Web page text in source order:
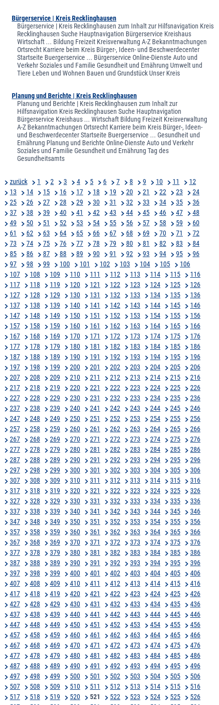
Bürgerservice | Kreis Recklinghausen
Bürgerservice | Kreis Recklinghausen zum Inhalt zur Hilfsnavigation Kreis
Recklinghausen Suche Hauptnavigation Bürgerservice Kreishaus
Wirtschaft ... Bildung Freizeit Kreisverwaltung A-Z Bekanntmachungen
Ortsrecht Karriere beim Kreis Bürger-, Ideen- und Beschwerdecenter
Startseite Buergerservice ... Bürgerservice Online-Dienste Auto und
Verkehr Soziales und Familie Gesundheit und Ernährung Umwelt und
Tiere Leben und Wohnen Bauen und Grundstück Unser Kreis
Planung und Berichte | Kreis Recklinghausen
Planung und Berichte | Kreis Recklinghausen zum Inhalt zur
Hilfsnavigation Kreis Recklinghausen Suche Hauptnavigation
Bürgerservice Kreishaus ... Wirtschaft Bildung Freizeit Kreisverwaltung
A-Z Bekanntmachungen Ortsrecht Karriere beim Kreis Bürger-, Ideen-
und Beschwerdecenter Startseite Buergerservice ... Gesundheit und
Ernährung Planung und Berichte Online-Dienste Auto und Verkehr
Soziales und Familie Gesundheit und Ernährung Tag des
Gesundheitsamts
zurück 1 2 3 4 5 6 7 8 9 10 11
12
13
14 15 16 17 18 19 20 21 22 23
24
25
26 27 28 29 30 31 32 33 34 35
36
37
38 39 40 41 42 43 44 45 46 47
48
49
50 51 52 53 54 55 56 57 58 59
60
61
62 63 64 65 66 67 68 69 70 71
72
73
74 75 76 77 78 79 80 81 82 83
84
85
86 87 88 89 90 91 92 93 94 95
96
97
98 99 100 101 102 103 104 105
106
107
108 109 110 111 112 113 114 115
116
117
118 119 120 121 122 123 124 125
126
127
128 129 130 131 132 133 134 135
136
137
138 139 140 141 142 143 144 145
146
147
148 149 150 151 152 153 154 155
156
157
158 159 160 161 162 163 164 165
166
167
168 169 170 171 172 173 174 175
176
177
178 179 180 181 182 183 184 185
186
187
188 189 190 191 192 193 194 195
196
197
198 199 200 201 202 203 204 205
206
207
208 209 210 211 212 213 214 215
216
217
218 219 220 221 222 223 224 225
226
227
228 229 230 231 232 233 234 235
236
237
238 239 240 241 242 243 244 245
246
247
248 249 250 251 252 253 254 255
256
257
258 259 260 261 262 263 264 265
266
267
268 269 270 271 272 273 274 275
276
277
278 279 280 281 282 283 284 285
286
287
288 289 290 291 292 293 294 295
296
297
298 299 300 301 302 303 304 305
306
307
308 309 310 311 312 313 314 315
316
317
318 319 320 321 322 323 324 325
326
327
328 329 330 331 332 333 334 335
336
337
338 339 340 341 342 343 344 345
346
347
348 349 350 351 352 353 354 355
356
357
358 359 360 361 362 363 364 365
366
367
368 369 370 371 372 373 374 375
376
377
378 379 380 381 382 383 384 385
386
387
388 389 390 391 392 393 394 395
396
397
398 399 400 401 402 403 404 405
406
407
408 409 410 411 412 413 414 415
416
417
418 419 420 421 422 423 424 425
426
427
428 429 430 431 432 433 434 435
436
437
438 439 440 441 442 443 444 445
446
447
448 449 450 451 452 453 454 455
456
457
458 459 460 461 462 463 464 465
466
467
468 469 470 471 472 473 474 475
476
477
478 479 480 481 482 483 484 485
486
487
488 489 490 491 492 493 494 495
496
497
498 499 500 501 502 503 504 505
506
507
508 509 510 511 512 513 514 515
516
517
518 519 520 521 522 523 524 525
526